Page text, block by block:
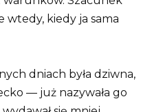
wtedy, kiedy ja sama
dniach była dziwna,
— już nazywała go